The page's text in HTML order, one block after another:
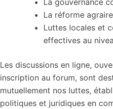
La gouvernance
La réforme agraire
Luttes locales et
effectives au
Les discussions en ligne,
inscription au forum, sont
mutuellement nos luttes,
politiques et juridiques en